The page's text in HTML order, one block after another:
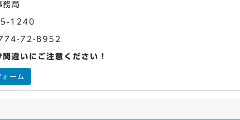
務局
1240
72-8952
違いにご注意ください！
ーム